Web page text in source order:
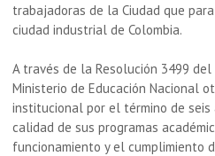
trabajadoras de la Ciudad que
ciudad industrial de Colombia.
A través de la Resolución 3499
Ministerio de Educación Nacional
institucional por el término de seis
calidad de sus programas
funcionamiento y el cumplimiento